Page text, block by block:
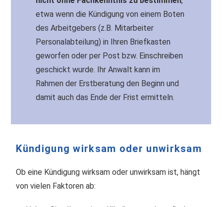
etwa wenn die Kündigung von einem Boten
des Arbeitgebers (z.B. Mitarbeiter
Personalabteilung) in Ihren Briefkasten
geworfen oder per Post bzw. Einschreiben
geschickt wurde. Ihr Anwalt kann im
Rahmen der Erstberatung den Beginn und
damit auch das Ende der Frist ermitteln.
Kündigung wirksam oder unwirksam
Ob eine Kündigung wirksam oder unwirksam ist, hängt
von vielen Faktoren ab: